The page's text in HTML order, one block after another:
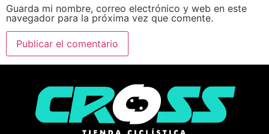
Guarda mi nombre, correo electrónico y web en este
navegador para la próxima vez que comente.